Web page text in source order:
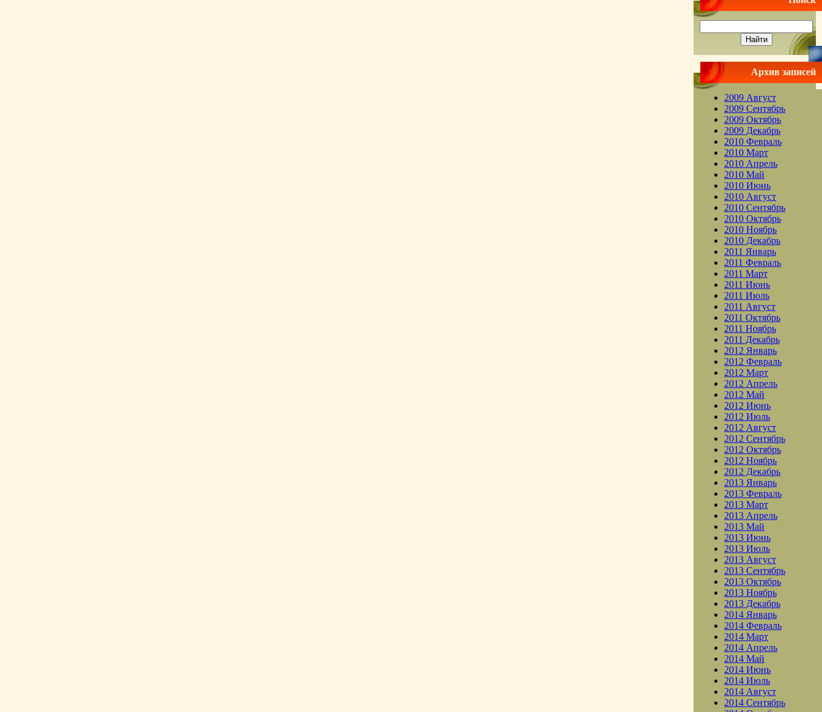
Архив записей
2009 Август
2009 Сентябрь
2009 Октябрь
2009 Декабрь
2010 Февраль
2010 Март
2010 Апрель
2010 Май
2010 Июнь
2010 Август
2010 Сентябрь
2010 Октябрь
2010 Ноябрь
2010 Декабрь
2011 Январь
2011 Февраль
2011 Март
2011 Июнь
2011 Июль
2011 Август
2011 Октябрь
2011 Ноябрь
2011 Декабрь
2012 Январь
2012 Февраль
2012 Март
2012 Апрель
2012 Май
2012 Июнь
2012 Июль
2012 Август
2012 Сентябрь
2012 Октябрь
2012 Ноябрь
2012 Декабрь
2013 Январь
2013 Февраль
2013 Март
2013 Апрель
2013 Май
2013 Июнь
2013 Июль
2013 Август
2013 Сентябрь
2013 Октябрь
2013 Ноябрь
2013 Декабрь
2014 Январь
2014 Февраль
2014 Март
2014 Апрель
2014 Май
2014 Июнь
2014 Июль
2014 Август
2014 Сентябрь